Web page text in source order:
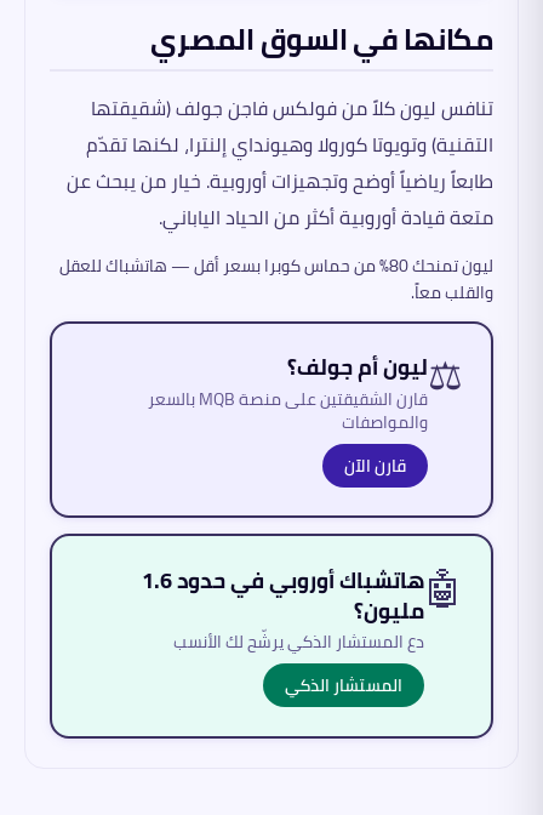
مكانها في السوق المصري
تنافس ليون كلاً من فولكس فاجن جولف (شقيقتها
التقنية) وتويوتا كورولا وهيونداي إلنترا، لكنها تقدّم
طابعاً رياضياً أوضح وتجهيزات أوروبية. خيار من يبحث عن
متعة قيادة أوروبية أكثر من الحياد الياباني.
ليون تمنحك 80% من حماس كوبرا بسعر أقل — هاتشباك للعقل
والقلب معاً.
⚖️ليون أم جولف؟
قارن الشقيقتين على منصة MQB بالسعر
والمواصفات
قارن الآن
🤖 هاتشباك أوروبي في حدود 1.6
مليون؟
دع المستشار الذكي يرشّح لك الأنسب
المستشار الذكي